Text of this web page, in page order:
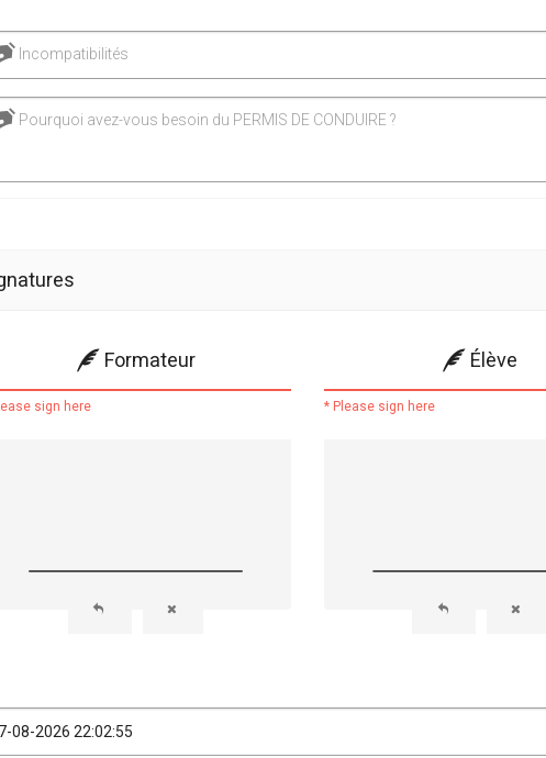
Incompatibilités
Pourquoi avez-vous besoin du PERMIS DE CONDUIRE ?
Formateur
sign here
Élève
* Please sign here